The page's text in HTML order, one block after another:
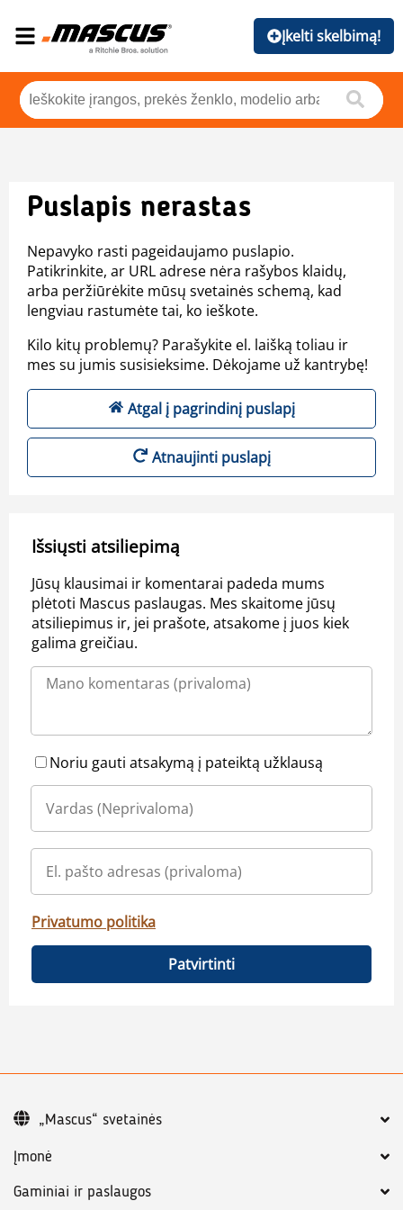
Įkelti skelbimą!
Puslapis nerastas
Nepavyko rasti pageidaujamo puslapio.
Patikrinkite, ar URL adrese nėra rašybos klaidų,
arba peržiūrėkite mūsų svetainės schemą, kad
lengviau rastumėte tai, ko ieškote.
Kilo kitų problemų? Parašykite el. laišką toliau ir
mes su jumis susisieksime. Dėkojame už kantrybę!
Atgal į pagrindinį puslapį
Atnaujinti puslapį
Išsiųsti atsiliepimą
Jūsų klausimai ir komentarai padeda mums
plėtoti Mascus paslaugas. Mes skaitome jūsų
atsiliepimus ir, jei prašote, atsakome į juos kiek
galima greičiau.
Noriu gauti atsakymą į pateiktą užklausą
Privatumo politika
Patvirtinti
Įmonė
Gaminiai ir paslaugos
„Mascus“ svetainės